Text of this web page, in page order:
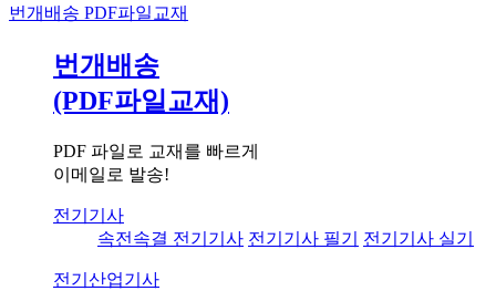
번개배송 PDF파일교재
번개배송
(PDF파일교재)
PDF 파일로 교재를 빠르게
이메일로 발송!
전기기사
속전속결 전기기사 전기기사 필기 전기기사 실기
전기산업기사